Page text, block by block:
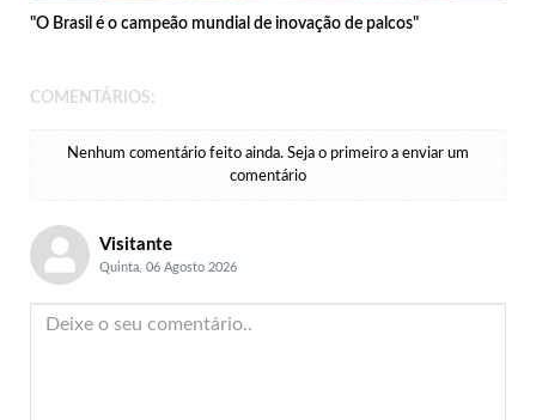
"O Brasil é o campeão mundial de inovação de palcos"
COMENTÁRIOS:
Nenhum comentário feito ainda. Seja o primeiro a enviar um
comentário
Visitante
Quinta, 06 Agosto 2026